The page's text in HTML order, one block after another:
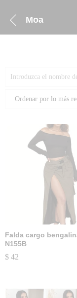
Moa
Falda cargo
N155B
$ 42